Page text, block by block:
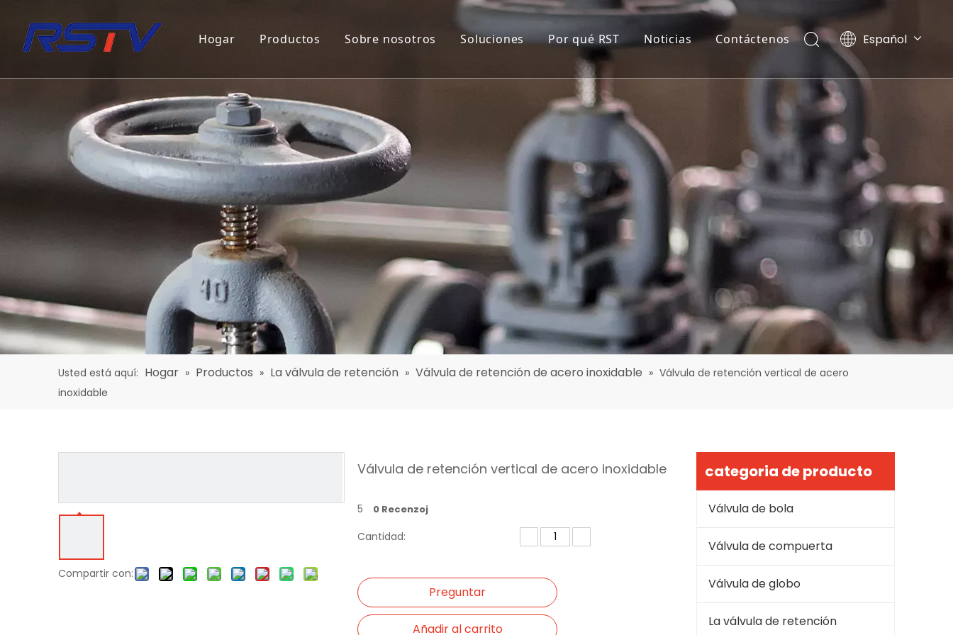
Hogar Productos Sobre nosotros Soluciones Por qué RST Noticias Contáctenos Español
Ελληνικά
Português
English
Usted está aquí: Hogar » Productos » La válvula de retención » Válvula de retención de acero inoxidable » Válvula de retención vertical de acero
inoxidable
Compartir con:
Válvula de retención vertical de acero inoxidable
5 0 Recenzoj
Cantidad:
Preguntar
Añadir al carrito
categoria de producto
Válvula de bola
Válvula de compuerta
Válvula de globo
La válvula de retención